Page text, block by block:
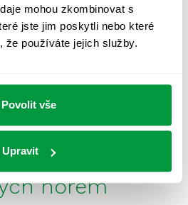
mohou zkombinovat s
jste jim poskytli nebo které
že používáte jejich služby.
Povolit vše
Upravit
místnosti
norem